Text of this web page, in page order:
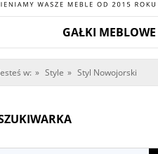
GAŁKI MEBLOWE
w: » Style » Styl Nowojorski